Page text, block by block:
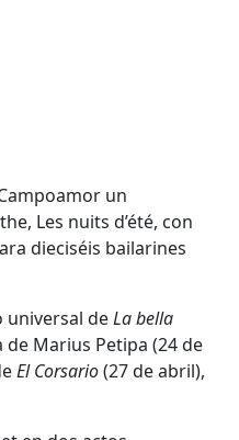
un
Les nuits d’été, con
dieciséis bailarines
universal deLa bella
Marius Petipa (24 de
El Corsario(27 de abril),